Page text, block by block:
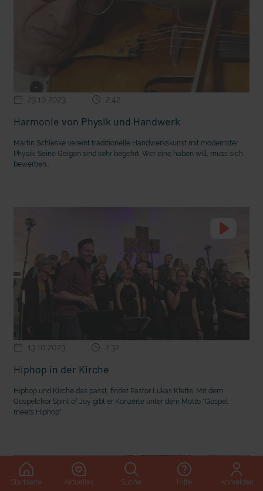
23.10.2023 2:42
Harmonie von Physik und Handwerk
Martin Schleske vereint traditionelle Handwerkskunst mit modernster
Physik. Seine Geigen sind sehr begehrt. Wer eine haben will, muss sich
bewerben...
13.10.2023 2:32
Hiphop in der Kirche
Hiphop und Kirche das passt, findet Pastor Lukas Klette. Mit dem
Gospelchor Spirit of Joy gibt er Konzerte unter dem Motto "Gospel
meets Hiphop".
Startseite Aktuelles Suche Hilfe Anmelden